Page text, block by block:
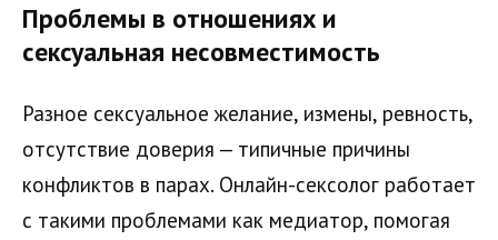
Проблемы в отношениях и
сексуальная несовместимость
Разное сексуальное желание, измены, ревность,
отсутствие доверия — типичные причины
конфликтов в парах. Онлайн-сексолог работает
с такими проблемами как медиатор, помогая